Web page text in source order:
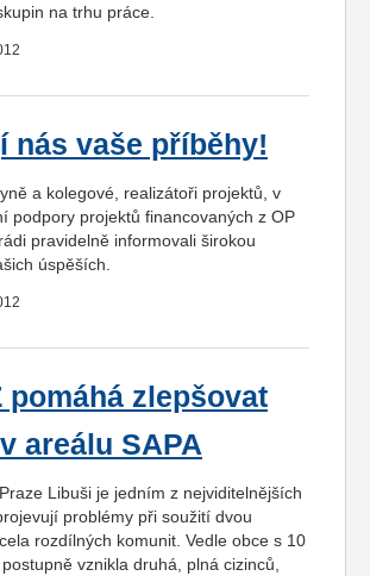
na trhu práce.
nás vaše příběhy!
a kolegové, realizátoři projektů, v
podpory projektů financovaných z OP
pravidelně informovali širokou
úspěších.
pomáhá zlepšovat
areálu SAPA
Libuši je jedním z nejviditelnějších
problémy při soužití dvou
rozdílných komunit. Vedle obce s 10
vznikla druhá, plná cizinců,